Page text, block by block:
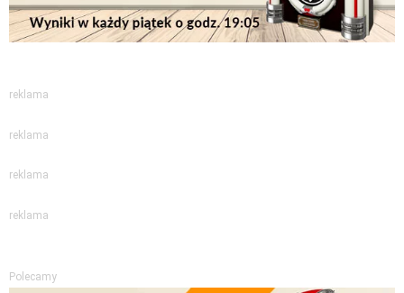
reklama
reklama
reklama
reklama
Polecamy